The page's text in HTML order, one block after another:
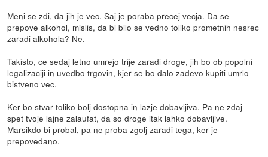
Meni se zdi, da jih je vec. Saj je poraba precej vecja. Da se
prepove alkohol, mislis, da bi bilo se vedno toliko prometnih nesrec
zaradi alkohola? Ne.
Takisto, ce sedaj letno umrejo trije zaradi droge, jih bo ob popolni
legalizaciji in uvedbo trgovin, kjer se bo dalo zadevo kupiti umrlo
bistveno vec.
Ker bo stvar toliko bolj dostopna in lazje dobavljiva. Pa ne zdaj
spet tvoje lajne zalaufat, da so droge itak lahko dobavljive.
Marsikdo bi probal, pa ne proba zgolj zaradi tega, ker je
prepovedano.